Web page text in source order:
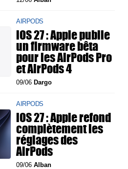
AIRPODS
iOS 27 : Apple publie
un firmware bêta
pour les AirPods Pro
et AirPods 4
09/06 Dargo
AIRPODS
iOS 27 : Apple refond
complètement les
réglages des
AirPods
09/06Alban